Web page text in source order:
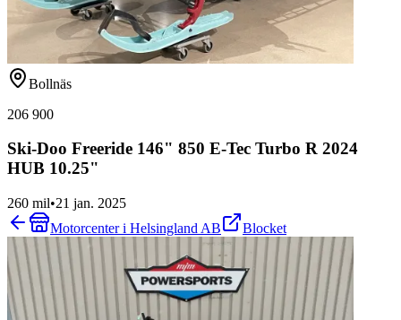
Bollnäs
206 900
Ski-Doo Freeride 146" 850 E-Tec Turbo R 2024
HUB 10.25"
260 mil•21 jan. 2025
Motorcenter i Helsingland AB
Blocket